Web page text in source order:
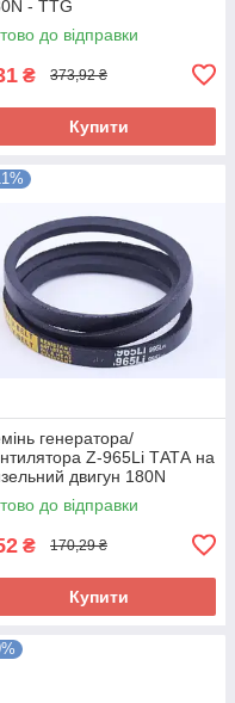
- TTG
до відправки
₴ 373,92 ₴
Купити
генератора/
Z-965Li ТАТА на
двигун 180N
до відправки
₴ 170,29 ₴
Купити